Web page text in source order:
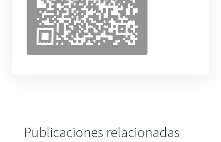
Publicaciones relacionadas